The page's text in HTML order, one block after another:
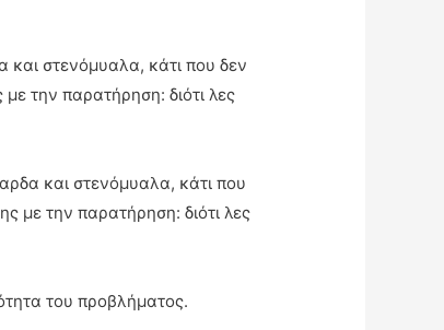
και στενόμυαλα, κάτι που δεν
την παρατήρηση: διότι λες
και στενόμυαλα, κάτι που
με την παρατήρηση: διότι λες
του προβλήματος.